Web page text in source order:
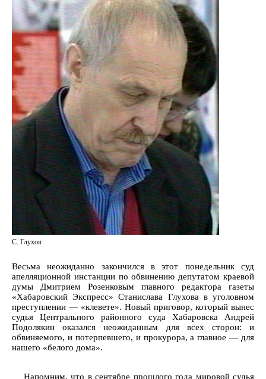
С. Глухов
Весьма неожиданно закончился в этот понедельник суд
апелляционной инстанции по обвинению депутатом краевой
думы Дмитрием Розенковым главного редактора газеты
«Хабаровский Экспресс» Станислава Глухова в уголовном
преступлении — «клевете». Новый приговор, который вынес
судья Центрального районного суда Хабаровска Андрей
Подолякин оказался неожиданным для всех сторон: и
обвиняемого, и потерпевшего, и прокурора, а главное — для
нашего «белого дома».
Напомним, что в сентябре прошлого года мировой судья